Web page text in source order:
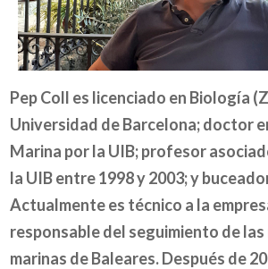
Pep Coll es licenciado en Biología
Universidad de Barcelona; doctor
Marina por la UIB; profesor
la UIB entre 1998 y 2003; y
Actualmente es técnico a la
responsable del seguimiento de
marinas de Baleares. Después de